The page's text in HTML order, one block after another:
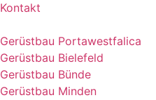
Kontakt
Gerüstbau Portawestfalica
Gerüstbau Bielefeld
Gerüstbau Bünde
Gerüstbau Minden